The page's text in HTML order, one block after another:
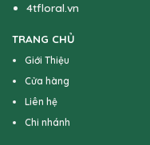
4tfloral.vn
TRANG CHỦ
Giới Thiệu
Cửa hàng
Liên hệ
Chi nhánh